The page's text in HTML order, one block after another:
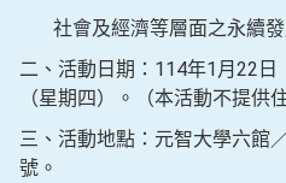
社會及經濟等層面之永續發
二、活動日期：114年1月22日
（星期四）。（本活動不提供
三、活動地點：元智大學六館
號。